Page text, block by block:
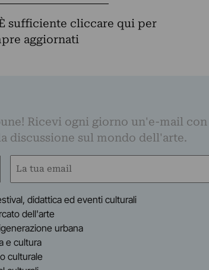
sufficiente cliccare qui per
aggiornati
Ricevi ogni giorno un'e-mail
discussione sul mondo dell'arte.
Email
didattica ed eventi culturali
dell'arte
urbana
e cultura
culturale